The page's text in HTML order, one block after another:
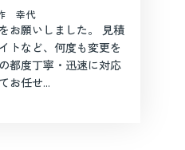
幸代
お願いしました。 見積
トなど、何度も変更を
都度丁寧・迅速に対応
お任せ...